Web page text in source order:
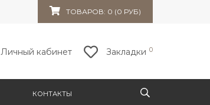
ТОВАРОВ: 0 (0 РУБ)
Личный кабинет Закладки 0
КОНТАКТЫ